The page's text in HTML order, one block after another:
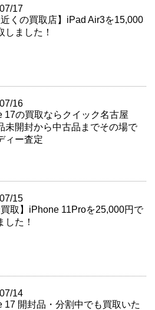
17
近くの買取店】iPad Air3を15,000
しました！
16
17の買取ならクイック名古屋
未開封から中古品までその場で
ィー査定
15
買取】iPhone 11Proを25,000円で
した！
14
17 開封品・分割中でも買取いた